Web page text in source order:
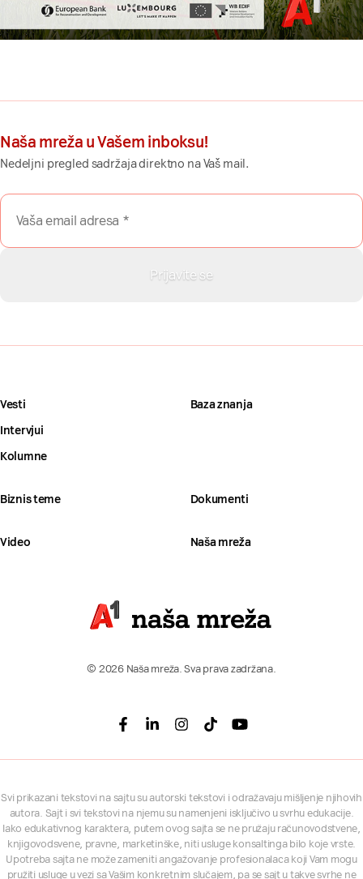
Naša mreža u Vašem inboksu!
Nedeljni pregled sadržaja direktno na Vaš mail.
Vesti
Intervjui
Kolumne
Baza znanja
Biznis teme Dokumenti
Video Naša mreža
© 2026 Naša mreža. Sva prava zadržana.
Facebook
LinkedinInstagram
TiktokYoutube
Svi prikazani tekstovi na sajtu su autorski tekstovi i odražavaju mišljenje njihovih
autora. Sajt i svi tekstovi na njemu su namenjeni isključivo u svrhu edukacije.
Iako edukativnog karaktera, putem ovog sajta se ne pružaju računovodstvene,
knjigovodsvene, pravne, marketinške, niti usluge konsaltinga bilo koje vrste.
Upotreba sajta ne može zameniti angažovanje profesionalaca koji Vam mogu
pružiti usluge u vezi sa Vašim konkretnim slučajem, pa se sajt u takve svrhe ne